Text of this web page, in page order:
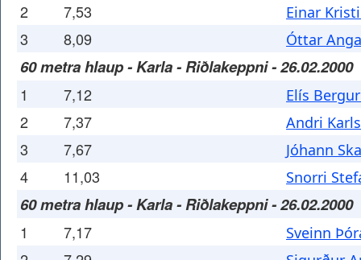
2 7,53 Einar
3 8,09 Óttar
60 metra hlaup - Karla - Riðlakeppni - 26.02.2000
1 7,12 Elís
2 7,37 Andri
3 7,67 Jóhann
4 11,03 Snorri
60 metra hlaup - Karla - Riðlakeppni - 26.02.2000
1 7,17 Sveinn